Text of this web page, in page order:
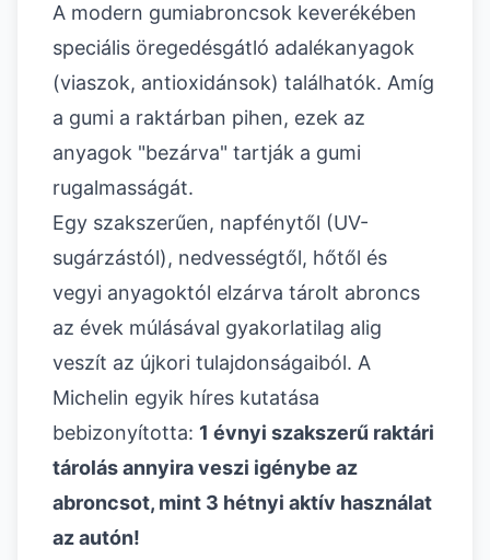
A modern gumiabroncsok keverékében
speciális öregedésgátló adalékanyagok
(viaszok, antioxidánsok) találhatók. Amíg
a gumi a raktárban pihen, ezek az
anyagok "bezárva" tartják a gumi
rugalmasságát.
Egy szakszerűen, napfénytől (UV-
sugárzástól), nedvességtől, hőtől és
vegyi anyagoktól elzárva tárolt abroncs
az évek múlásával gyakorlatilag alig
veszít az újkori tulajdonságaiból. A
Michelin egyik híres kutatása
bebizonyította: 1 évnyi szakszerű raktári
tárolás annyira veszi igénybe az
abroncsot, mint 3 hétnyi aktív használat
az autón!